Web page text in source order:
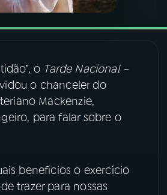
Facebook
o Tarde Nacional –
o chanceler do
Mackenzie,
para falar sobre o
benefícios o exercício
trazer para nossas